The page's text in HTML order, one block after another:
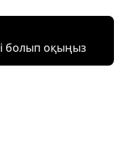
болып оқыңыз